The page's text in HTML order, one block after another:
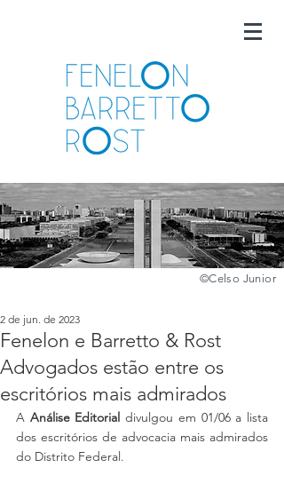
©️Celso Junior
Fenelon e Barretto & Rost
Advogados estão entre os
escritórios mais admirados
2 de jun. de 2023
A Análise Editorial divulgou em 01/06 a lista
dos escritórios de advocacia mais admirados
do Distrito Federal.